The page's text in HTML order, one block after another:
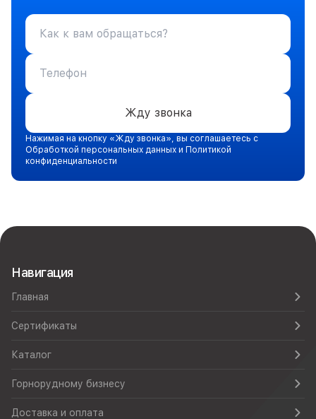
Жду звонка
Нажимая на кнопку «Жду звонка», вы соглашаетесь с
Обработкой персональных данных и Политикой
конфиденциальности
Навигация
Главная
Сертификаты
Каталог
Горнорудному бизнесу
Доставка и оплата